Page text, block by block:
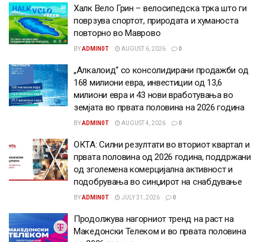
Халк Вело Грин – велосипедска трка што ги
поврзува спортот, природата и хуманоста
повторно во Маврово
BYADMIN0T AUGUST 6, 2026 0
„Алкалоид“ со консолидирани продажби од
168 милиони евра, инвестиции од 13,6
милиони евра и 43 нови вработувања во
земјата во првата половина на 2026 година
BYADMIN0T AUGUST 4, 2026 0
ОКТА: Силни резултати во вториот квартал и
првата половина од 2026 година, поддржани
од зголемена комерцијална активност и
подобрувања во синџирот на снабдување
BYADMIN0T JULY 31, 2026 0
Продолжува нагорниот тренд на раст на
Македонски Телеком и во првата половина